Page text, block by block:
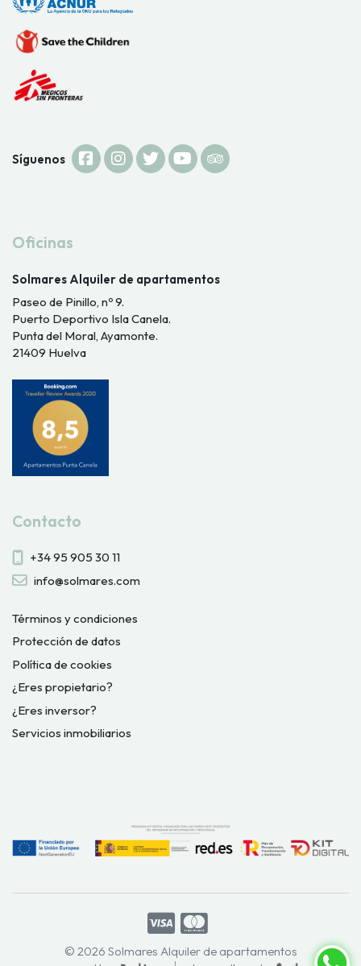
Síguenos
Oficinas
Solmares Alquiler de apartamentos
Paseo de Pinillo, nº 9.
Puerto Deportivo Isla Canela.
Punta del Moral, Ayamonte.
21409 Huelva
Contacto
+34 95 905 30 11
info@solmares.com
Términos y condiciones
Protección de datos
Política de cookies
¿Eres propietario?
¿Eres inversor?
Servicios inmobiliarios
© 2026 Solmares Alquiler de apartamentos